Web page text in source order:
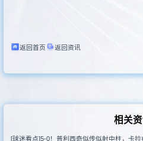
返回首页 返回资讯
相关
[球迷看点]5-0！普利西奇似传似射中柱，卡拉